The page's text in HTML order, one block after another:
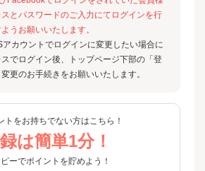
とパスワードのご入力にてログインを行
うお願いいたします。
カウントでログインに変更したい場合に
でログイン後、トップページ下部の「登
更のお手続きをお願いいたします。
トをお持ちでない方はこちら！
は簡単1分！
ーでポイントを貯めよう！